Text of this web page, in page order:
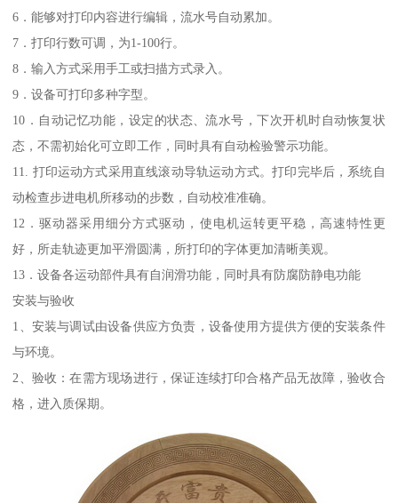
6．能够对打印内容进行编辑，流水号自动累加。
7．打印行数可调，为1-100行。
8．输入方式采用手工或扫描方式录入。
9．设备可打印多种字型。
10．自动记忆功能，设定的状态、流水号，下次开机时自动恢复状
态，不需初始化可立即工作，同时具有自动检验警示功能。
11. 打印运动方式采用直线滚动导轨运动方式。打印完毕后，系统自
动检查步进电机所移动的步数，自动校准准确。
12．驱动器采用细分方式驱动，使电机运转更平稳，高速特性更
好，所走轨迹更加平滑圆满，所打印的字体更加清晰美观。
13．设备各运动部件具有自润滑功能，同时具有防腐防静电功能
安装与验收
1、安装与调试由设备供应方负责，设备使用方提供方便的安装条件
与环境。
2、验收：在需方现场进行，保证连续打印合格产品无故障，验收合
格，进入质保期。